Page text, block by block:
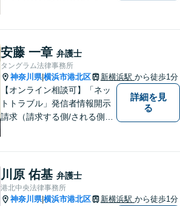
トができるよう全力を尽くし
ます。事務所一丸となって法
律トラブルの解決を目指しま
す。
安藤 一章 弁護士
タングラム法律事務所
神奈川県|横浜市港北区 新横浜駅 から徒歩1分
【オンライン相談可】「ネッ
トトラブル」発信者情報開示
請求（請求する側/される側）
より最善の解決へ導きます。
遠方で来所困難な方もお気軽
にご相談ください。
詳細を見
る
川原 佑基 弁護士
港北中央法律事務所
神奈川県|横浜市港北区 新横浜駅 から徒歩1分